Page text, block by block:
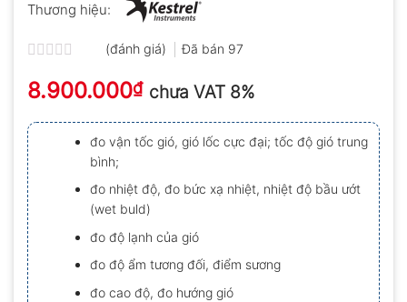
Thương hiệu:
xếp
hạng
5
sao
(đánh giá) Đã bán 97
8.900.000₫ chưa VAT 8%
đo vận tốc gió, gió lốc cực đại; tốc độ gió trung
bình;
đo nhiệt độ, đo bức xạ nhiệt, nhiệt độ bầu ướt
(wet buld)
đo độ lạnh của gió
đo độ ẩm tương đối, điểm sương
đo cao độ, đo hướng gió